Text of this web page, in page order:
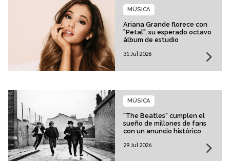
Ariana Grande florece con
"Petal", su esperado octavo
álbum de estudio
MÚSICA
31 Jul 2026
"The Beatles" cumplen el
sueño de millones de fans
con un anuncio histórico
MÚSICA
29 Jul 2026